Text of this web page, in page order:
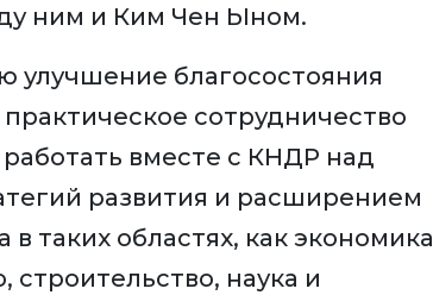
ним и Ким Чен Ыном.
улучшение благосостояния
сотрудничество
вместе с КНДР над
развития и расширением
таких областях, как экономика
строительство, наука и